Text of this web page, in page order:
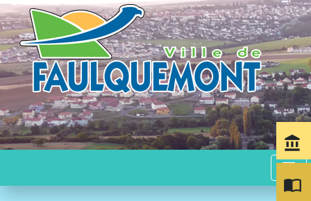
menu
account_balance
import_contacts